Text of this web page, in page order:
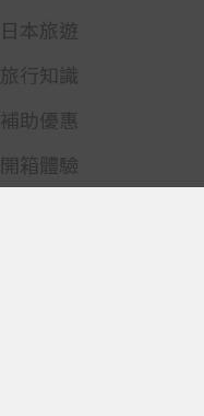
日本旅遊
旅行知識
補助優惠
開箱體驗